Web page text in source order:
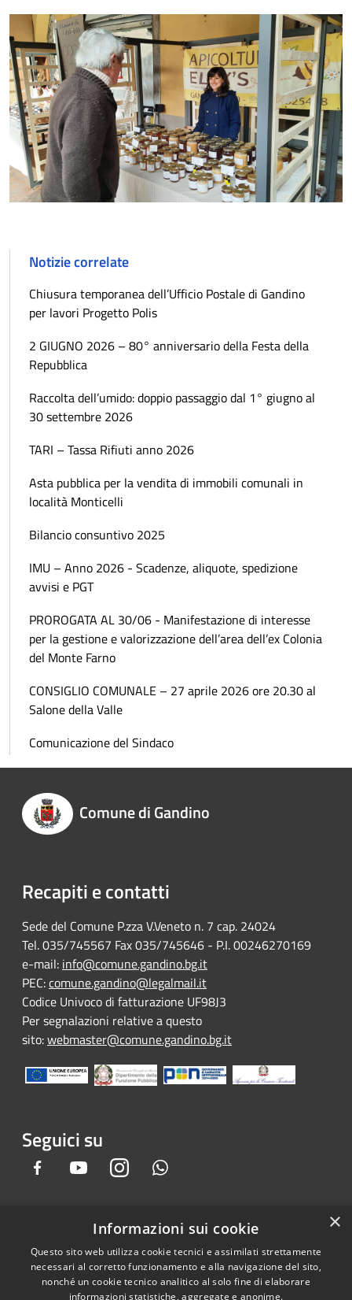
Notizie correlate
Chiusura temporanea dell’Ufficio Postale di Gandino
per lavori Progetto Polis
2 GIUGNO 2026 – 80° anniversario della Festa della
Repubblica
Raccolta dell’umido: doppio passaggio dal 1° giugno al
30 settembre 2026
TARI – Tassa Rifiuti anno 2026
Asta pubblica per la vendita di immobili comunali in
località Monticelli
Bilancio consuntivo 2025
IMU – Anno 2026 - Scadenze, aliquote, spedizione
avvisi e PGT
PROROGATA AL 30/06 - Manifestazione di interesse
per la gestione e valorizzazione dell’area dell’ex Colonia
del Monte Farno
CONSIGLIO COMUNALE – 27 aprile 2026 ore 20.30 al
Salone della Valle
Comunicazione del Sindaco
Comune di Gandino
Recapiti e contatti
Sede del Comune P.zza V.Veneto n. 7 cap. 24024
Tel. 035/745567 Fax 035/745646 - P.I. 00246270169
e-mail: info@comune.gandino.bg.it
PEC:comune.gandino@legalmail.it
Codice Univoco di fatturazione UF98J3
Per segnalazioni relative a questo
sito:webmaster@comune.gandino.bg.it
Seguici su
Facebook YoutubeInstagram
Accessibilità
Privacy
Gandino • Powered by
Municipium•Accesso
×
Informazioni sui cookie
Questo sito web utilizza cookie tecnici e assimilati strettamente
necessari al corretto funzionamento e alla navigazione del sito,
nonché un cookie tecnico analitico al solo fine di elaborare
informazioni statistiche, aggregate e anonime.